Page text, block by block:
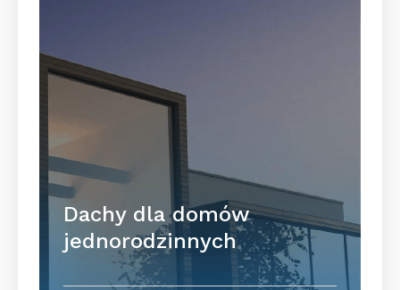
Dachy dla domów
jednorodzinnych